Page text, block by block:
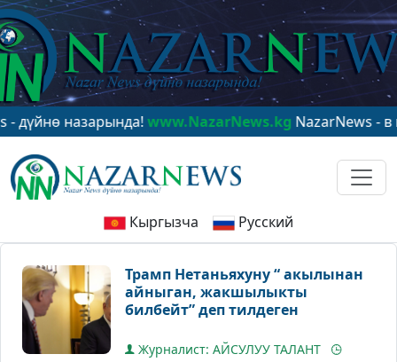
назарында!www.NazarNews.kgNazarNews - в
Кыргызча Русский
Трамп Нетаньяхуну “ акылынан
айныган, жакшылыкты
билбейт” деп тилдеген
Журналист: АЙСУЛУУ ТАЛАНТ